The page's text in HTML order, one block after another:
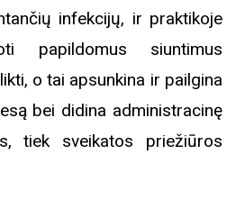
infekcijų, ir praktikoje
papildomus siuntimus
o tai apsunkina ir pailgina
bei didina administracinę
tiek sveikatos priežiūros